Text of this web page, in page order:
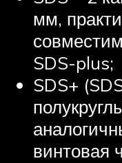
мм,
SDS-plus;
SDS+
винтовая